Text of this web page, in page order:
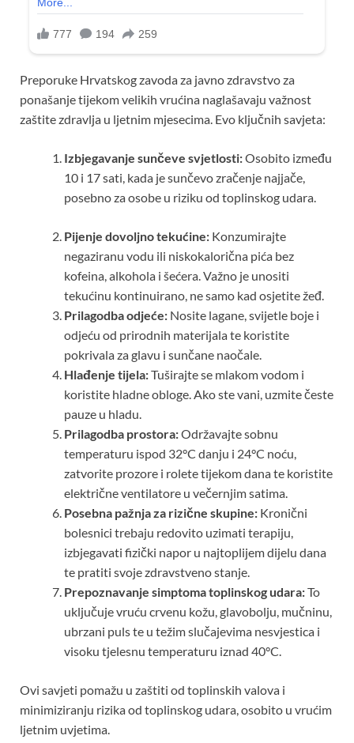
Preporuke Hrvatskog zavoda za javno zdravstvo za
ponašanje tijekom velikih vrućina naglašavaju važnost
zaštite zdravlja u ljetnim mjesecima. Evo ključnih savjeta:
Izbjegavanje sunčeve svjetlosti:Osobito između
10 i 17 sati, kada je sunčevo zračenje najjače,
posebno za osobe u riziku od toplinskog udara.
Pijenje dovoljno tekućine: Konzumirajte
negaziranu vodu ili niskokalorična pića bez
kofeina, alkohola i šećera. Važno je unositi
tekućinu kontinuirano, ne samo kad osjetite žeđ.
Prilagodba odjeće: Nosite lagane, svijetle boje i
odjeću od prirodnih materijala te koristite
pokrivala za glavu i sunčane naočale.
Hlađenje tijela:Tuširajte se mlakom vodom i
koristite hladne obloge. Ako ste vani, uzmite česte
pauze u hladu.
Prilagodba prostora:Održavajte sobnu
temperaturu ispod 32°C danju i 24°C noću,
zatvorite prozore i rolete tijekom dana te koristite
električne ventilatore u večernjim satima.
Posebna pažnja za rizične skupine: Kronični
bolesnici trebaju redovito uzimati terapiju,
izbjegavati fizički napor u najtoplijem dijelu dana
te pratiti svoje zdravstveno stanje.
Prepoznavanje simptoma toplinskog udara:To
uključuje vruću crvenu kožu, glavobolju, mučninu,
ubrzani puls te u težim slučajevima nesvjestica i
visoku tjelesnu temperaturu iznad 40°C.
Ovi savjeti pomažu u zaštiti od toplinskih valova i
minimiziranju rizika od toplinskog udara, osobito u vrućim
ljetnim uvjetima.